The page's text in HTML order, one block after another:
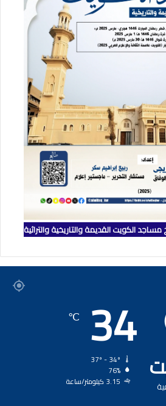
الكويت القديمة والتاريخية والتراثية
34
℃
76%
3.15 كيلومتر/ساعة